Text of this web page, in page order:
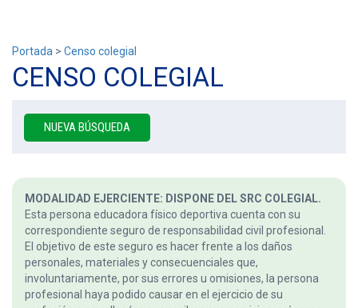
Portada > Censo colegial
CENSO COLEGIAL
NUEVA BÚSQUEDA
MODALIDAD EJERCIENTE: DISPONE DEL SRC COLEGIAL.
Esta persona educadora físico deportiva cuenta con su
correspondiente seguro de responsabilidad civil profesional.
El objetivo de este seguro es hacer frente a los daños
personales, materiales y consecuenciales que,
involuntariamente, por sus errores u omisiones, la persona
profesional haya podido causar en el ejercicio de su